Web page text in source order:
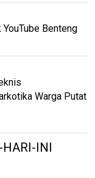
Benteng
Warga Putat
HARI-INI